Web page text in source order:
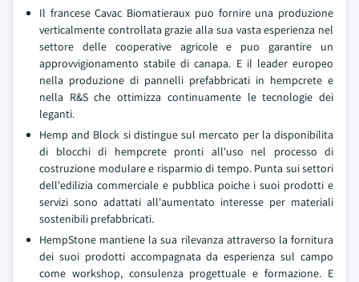
Il francese Cavac Biomatieraux puo fornire una produzione
verticalmente controllata grazie alla sua vasta esperienza nel
settore delle cooperative agricole e puo garantire un
approvvigionamento stabile di canapa. E il leader europeo
nella produzione di pannelli prefabbricati in hempcrete e
nella R&S che ottimizza continuamente le tecnologie dei
leganti.
Hemp and Block si distingue sul mercato per la disponibilita
di blocchi di hempcrete pronti all'uso nel processo di
costruzione modulare e risparmio di tempo. Punta sui settori
dell'edilizia commerciale e pubblica poiche i suoi prodotti e
servizi sono adattati all'aumentato interesse per materiali
sostenibili prefabbricati.
HempStone mantiene la sua rilevanza attraverso la fornitura
dei suoi prodotti accompagnata da esperienza sul campo
come workshop, consulenza progettuale e formazione. E